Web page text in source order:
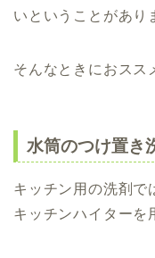
いということがあり
そんなときにおスス
水筒のつけ置き
キッチン用の洗剤で
キッチンハイターを